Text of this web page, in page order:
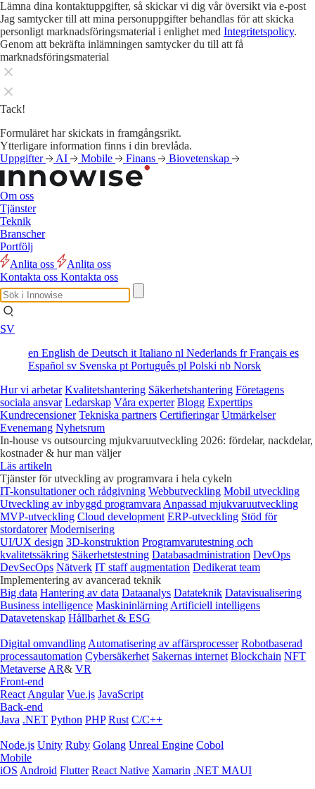
Lämna dina kontaktuppgifter, så skickar vi dig vår översikt via e-post
Jag samtycker till att mina personuppgifter behandlas för att skicka
personligt marknadsföringsmaterial i enlighet med Integritetspolicy.
Genom att bekräfta inlämningen samtycker du till att få
marknadsföringsmaterial
Tack!
Formuläret har skickats in framgångsrikt.
Ytterligare information finns i din brevlåda.
Uppgifter
AI Mobile Finans Biovetenskap
Om oss
Tjänster
Teknik
Branscher
Portfölj
Anlita oss
Anlita oss
Kontakta oss Kontakta oss
SV
en English de Deutsch it Italiano nl Nederlands frFrançais es
Español sv Svenska pt Português pl Polski nb Norsk
Hur vi arbetar Kvalitetshantering Säkerhetshantering Företagens
sociala ansvar Ledarskap Våra experter Blogg Experttips
Kundrecensioner Tekniska partners Certifieringar Utmärkelser
Evenemang Nyhetsrum
In-house vs outsourcing mjukvaruutveckling 2026: fördelar, nackdelar,
kostnader & hur man väljer
Läs artikeln
Tjänster för utveckling av programvara i hela cykeln
IT-konsultationer och rådgivning Webbutveckling Mobil utveckling
Utveckling av inbyggd programvara Anpassad mjukvaruutveckling
MVP-utveckling Cloud development ERP-utveckling Stöd för
stordatorer Modernisering
UI/UX design 3D-konstruktion Programvarutestning och
kvalitetssäkring Säkerhetstestning Databasadministration DevOps
DevSecOps Nätverk IT staff augmentation Dedikerat team
Implementering av avancerad teknik
Big data Hantering av data Dataanalys Datateknik Datavisualisering
Business intelligence Maskininlärning Artificiell intelligens
Datavetenskap Hållbarhet & ESG
Digital omvandling Automatisering av affärsprocesser Robotbaserad
processautomation Cybersäkerhet Sakernas internet Blockchain NFT
Metaverse AR& VR
Front-end
React Angular Vue.js JavaScript
Back-end
Java .NET Python PHP Rust C/C++
Node.js Unity Ruby Golang Unreal Engine Cobol
Mobile
iOS Android Flutter React Native Xamarin .NET MAUI